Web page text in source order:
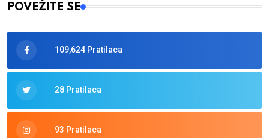
POVEŽITE SE
109,624 Pratilaca
28 Pratilaca
93 Pratilaca